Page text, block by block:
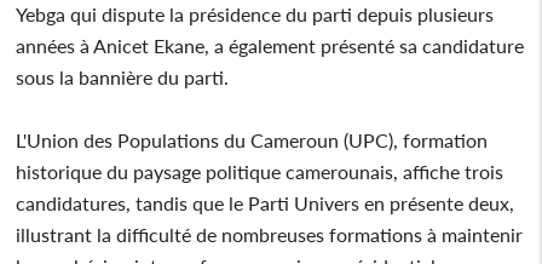
Yebga qui dispute la présidence du parti depuis plusieurs
années à Anicet Ekane, a également présenté sa candidature
sous la bannière du parti.
L'Union des Populations du Cameroun (UPC), formation
historique du paysage politique camerounais, affiche trois
candidatures, tandis que le Parti Univers en présente deux,
illustrant la difficulté de nombreuses formations à maintenir